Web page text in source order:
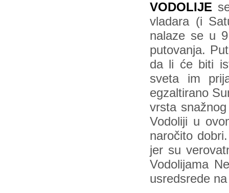
VODOLIJE
vladara (i
nalaze se u
putovanja.
da li će biti
sveta im
egzaltirano
vrsta
Vodoliji u
naročito
jer su
Vodolijama
usredsrede